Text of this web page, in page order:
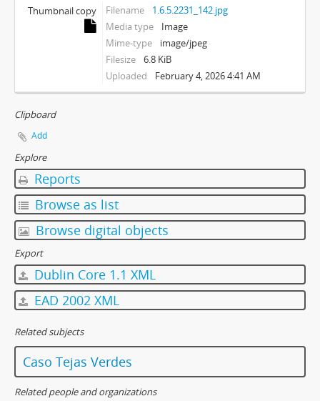
Thumbnail copy
Filename
1.6.5.2231_142.jpg
Media type
Image
Mime-type
image/jpeg
Filesize
6.8 KiB
Uploaded
February 4, 2026 4:41 AM
Clipboard
Add
Explore
Reports
Browse as list
Browse digital objects
Export
Dublin Core 1.1 XML
EAD 2002 XML
Related subjects
Caso Tejas Verdes
Related people and organizations